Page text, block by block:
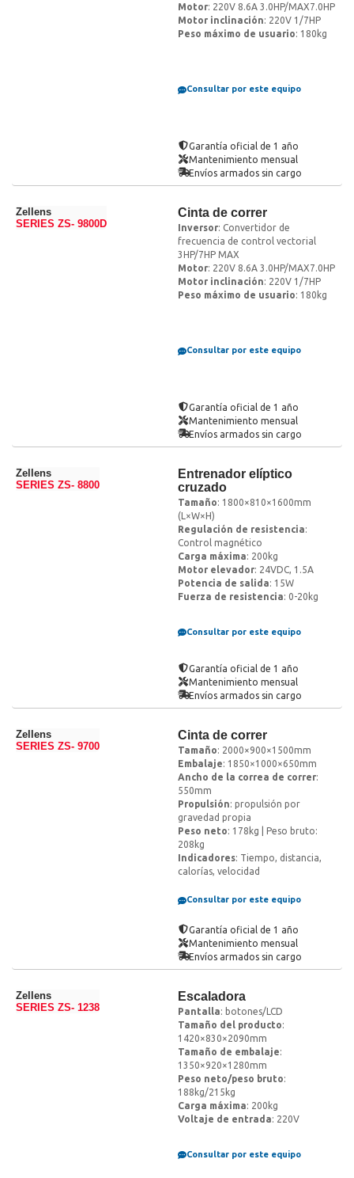
Motor: 220V 8.6A 3.0HP/MAX7.0HP
Motor inclinación: 220V 1/7HP
Peso máximo de usuario: 180kg
Consultar por este equipo
Garantía oficial de 1 año
Mantenimiento mensual
Envíos armados sin cargo
Zellens
SERIES ZS- 9800D
Cinta de correr
Inversor: Convertidor de
frecuencia de control vectorial
3HP/7HP MAX
Motor: 220V 8.6A 3.0HP/MAX7.0HP
Motor inclinación: 220V 1/7HP
Peso máximo de usuario: 180kg
Consultar por este equipo
Garantía oficial de 1 año
Mantenimiento mensual
Envíos armados sin cargo
Zellens
SERIES ZS- 8800
Entrenador elíptico
cruzado
Tamaño: 1800×810×1600mm
(L×W×H)
Regulación de resistencia:
Control magnético
Carga máxima: 200kg
Motor elevador: 24VDC, 1.5A
Potencia de salida: 15W
Fuerza de resistencia: 0-20kg
Consultar por este equipo
Garantía oficial de 1 año
Mantenimiento mensual
Envíos armados sin cargo
Zellens
SERIES ZS- 9700
Cinta de correr
Tamaño: 2000×900×1500mm
Embalaje: 1850×1000×650mm
Ancho de la correa de correr:
550mm
Propulsión: propulsión por
gravedad propia
Peso neto: 178kg | Peso bruto:
208kg
Indicadores: Tiempo, distancia,
calorías, velocidad
Consultar por este equipo
Garantía oficial de 1 año
Mantenimiento mensual
Envíos armados sin cargo
Zellens
SERIES ZS- 1238
Escaladora
Pantalla: botones/LCD
Tamaño del producto:
1420×830×2090mm
Tamaño de embalaje:
1350×920×1280mm
Peso neto/peso bruto:
188kg/215kg
Carga máxima: 200kg
Voltaje de entrada: 220V
Consultar por este equipo